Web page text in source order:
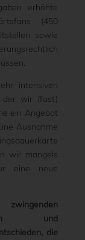
erhöhte
(450
sowie
intensiven
der wir (fast)
ein Angebot
Ausnahme
wir mangels
eine neue
und
die